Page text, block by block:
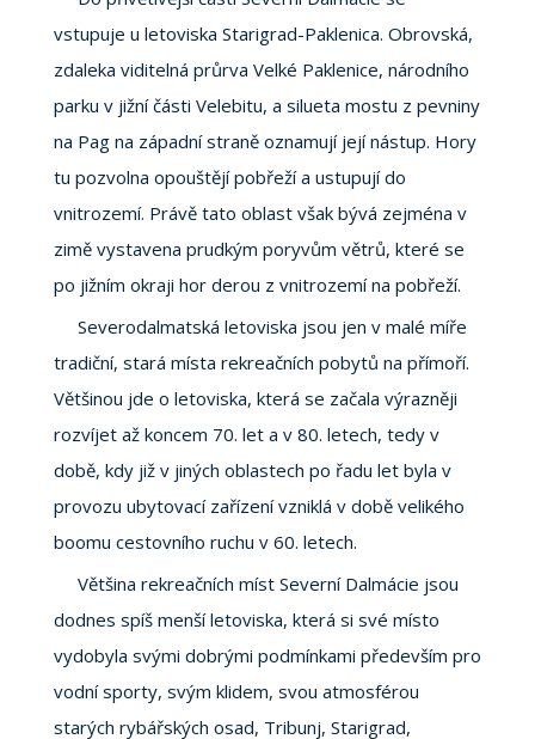
vstupuje u letoviska Starigrad-Paklenica. Obrovská,
zdaleka viditelná průrva Velké Paklenice, národního
parku v jižní části Velebitu, a silueta mostu z pevniny
na Pag na západní straně oznamují její nástup. Hory
tu pozvolna opouštějí pobřeží a ustupují do
vnitrozemí. Právě tato oblast však bývá zejména v
zimě vystavena prudkým poryvům větrů, které se
po jižním okraji hor derou z vnitrozemí na pobřeží.
Severodalmatská letoviska jsou jen v malé míře
tradiční, stará místa rekreačních pobytů na přímoří.
Většinou jde o letoviska, která se začala výrazněji
rozvíjet až koncem 70. let a v 80. letech, tedy v
době, kdy již v jiných oblastech po řadu let byla v
provozu ubytovací zařízení vzniklá v době velikého
boomu cestovního ruchu v 60. letech.
Většina rekreačních míst Severní Dalmácie jsou
dodnes spíš menší letoviska, která si své místo
vydobyla svými dobrými podmínkami především pro
vodní sporty, svým klidem, svou atmosférou
starých rybářských osad, Tribunj, Starigrad,